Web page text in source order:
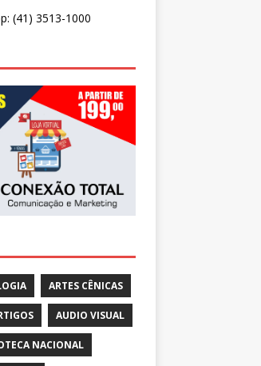
(41) 3513-1000
ARTES CÊNICAS
AUDIO VISUAL
NACIONAL